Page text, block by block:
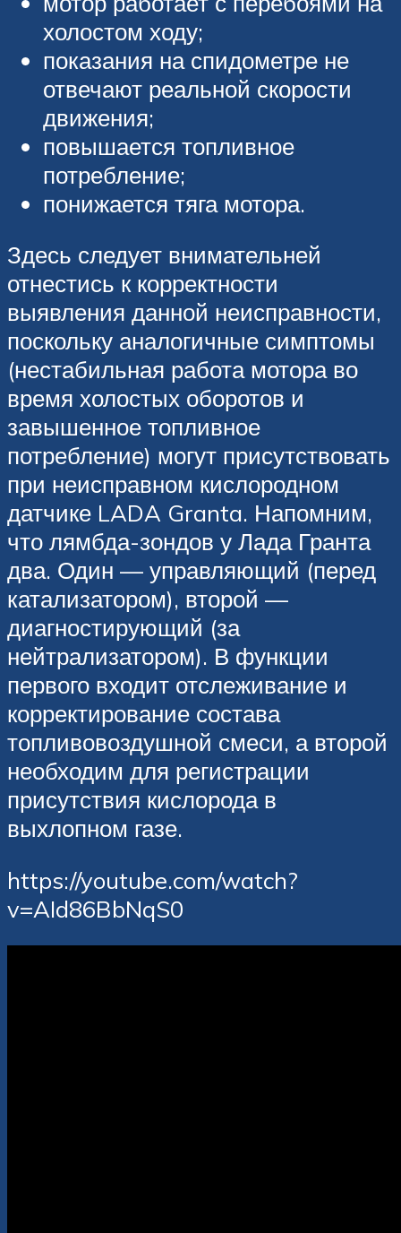
холостом ходу;
показания на спидометре не
отвечают реальной скорости
движения;
повышается топливное
потребление;
понижается тяга мотора.
Здесь следует внимательней
отнестись к корректности
выявления данной неисправности,
поскольку аналогичные симптомы
(нестабильная работа мотора во
время холостых оборотов и
завышенное топливное
потребление) могут присутствовать
при неисправном кислородном
датчике LADA Granta. Напомним,
что лямбда-зондов у Лада Гранта
два. Один — управляющий (перед
катализатором), второй —
диагностирующий (за
нейтрализатором). В функции
первого входит отслеживание и
корректирование состава
топливовоздушной смеси, а второй
необходим для регистрации
присутствия кислорода в
выхлопном газе.
https://youtube.com/watch?
v=AId86BbNqS0